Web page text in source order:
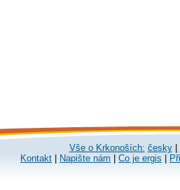
Vše o Krkonoších: česky|
Kontakt
Napište nám Co je ergis